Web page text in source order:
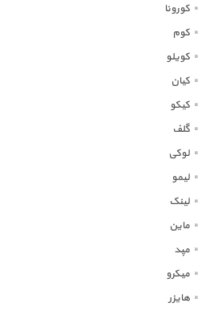
کورونا
کوم
کویلو
کیان
کیکو
گلف
لوکی
لیمو
لینک
ماین
مپد
میکرو
هایزر